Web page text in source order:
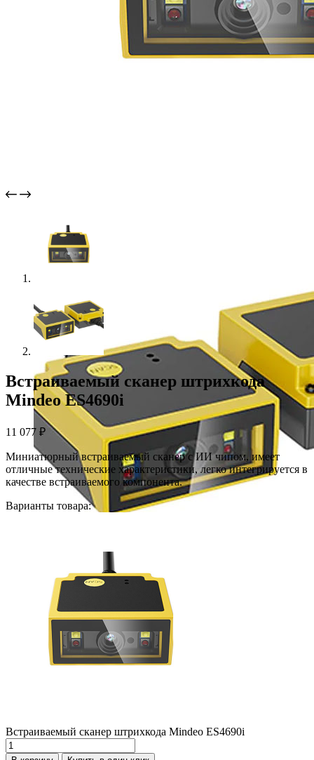
Встраиваемый сканер штрихкода
Mindeo ES4690i
11 077 ₽
Миниатюрный встраиваемый сканер с ИИ чипом, имеет
отличные технические характеристики, легко интегрируется в
качестве встраиваемого компонента.
Варианты товара:
Встраиваемый сканер штрихкода Mindeo ES4690i
Количество
товара